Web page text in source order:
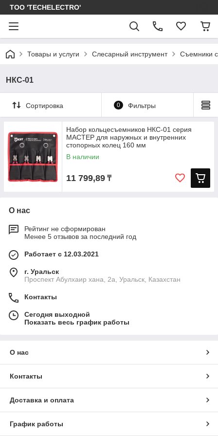
ТОО 'TECHELECTRO'
Товары и услуги Слесарный инструмент Съемники
НКС-01
Сортировка 0 Фильтры
Набор кольцесъемников НКС-01 серия
МАСТЕР для наружных и внутренних
стопорных колец 160 мм
В наличии
11 799,89 ₸
О нас
Рейтинг не сформирован
Менее 5 отзывов за последний год
Работает с 12.03.2021
г. Уральск
Проспект Абулхаир хана, 2а, Уральск, Казахстан
Контакты
Сегодня выходной
Показать весь график работы
О нас
Контакты
Доставка и оплата
График работы